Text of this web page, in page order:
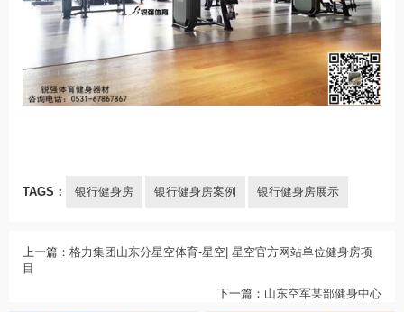
TAGS： 银行健身房 银行健身房案例 银行健身房展示
上一篇： 格力集团山东分星空体育-星空| 星空官方网站单位健身房项
目
下一篇： 山东空军某部健身中心